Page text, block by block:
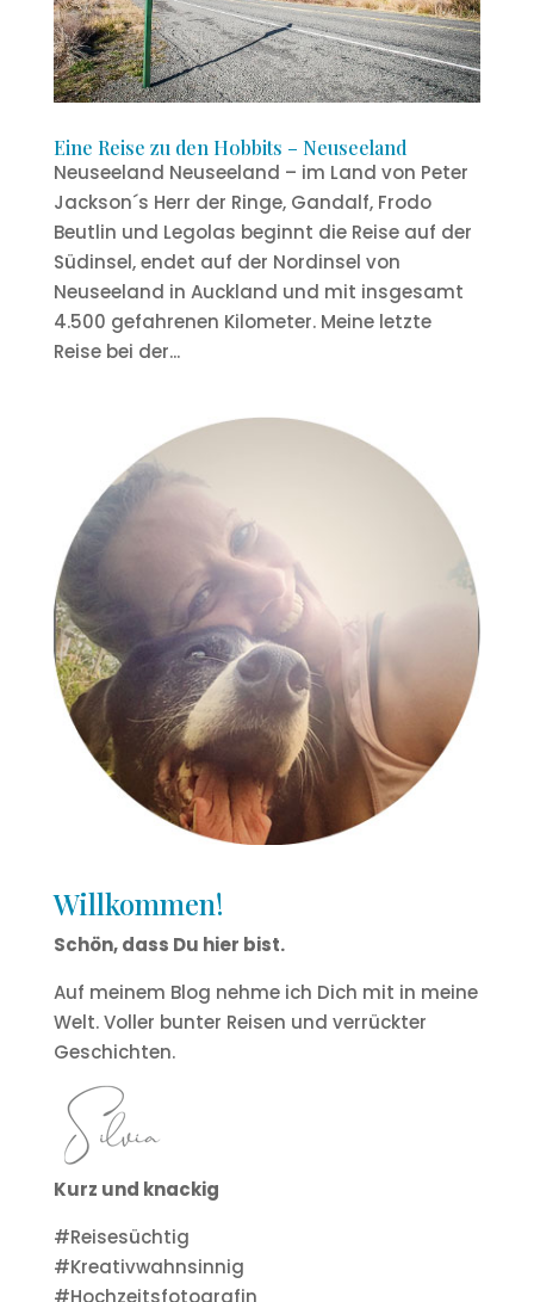
Eine Reise zu den Hobbits – Neuseeland
Neuseeland Neuseeland – im Land von Peter
Jackson´s Herr der Ringe, Gandalf, Frodo
Beutlin und Legolas beginnt die Reise auf der
Südinsel, endet auf der Nordinsel von
Neuseeland in Auckland und mit insgesamt
4.500 gefahrenen Kilometer. Meine letzte
Reise bei der...
Willkommen!
Schön, dass Du hier bist.
Auf meinem Blog nehme ich Dich mit in meine
Welt. Voller bunter Reisen und verrückter
Geschichten.
Kurz und knackig
#Reisesüchtig
#Kreativwahnsinnig
#Hochzeitsfotografin